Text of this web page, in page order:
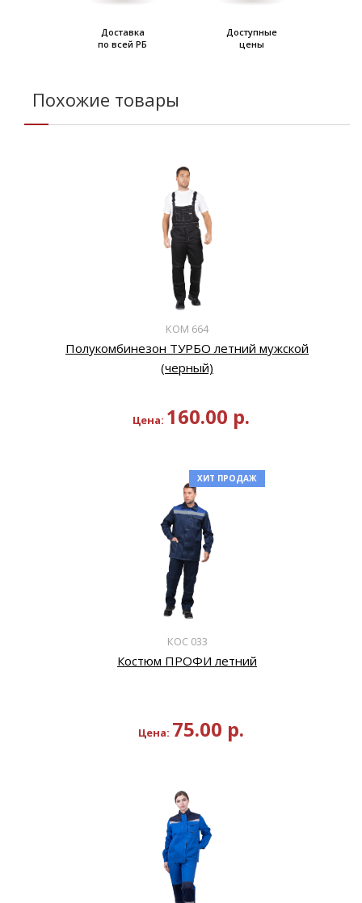
Доставка
по всей РБ
Доступные
цены
Похожие товары
КОМ 664
Полукомбинезон ТУРБО летний мужской
(черный)
Цена: 160.00 р.
КОС 033
Костюм ПРОФИ летний
Цена: 75.00 р.
ХИТ ПРОДАЖ